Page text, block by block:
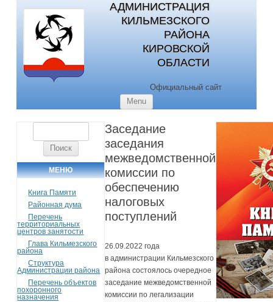
АДМИНИСТРАЦИЯ
КИЛЬМЕЗСКОГО
РАЙОНА
КИРОВСКОЙ
ОБЛАСТИ
Официальный сайт
Menu
МЕНЮ
Книга Памяти
Районная дума
Перечень
территориальных
центров занятости
Глава Кильмезского
района
Структура
Администрации района
Перечень объектов
похоронного
назначения
Заседание
заседания
межведомственной
комиссии по
обеспечению
налоговых
поступлений
26.09.2022 года
в администрации Кильмезского
района состоялось очередное
заседание межведомственной
комиссии по легализации